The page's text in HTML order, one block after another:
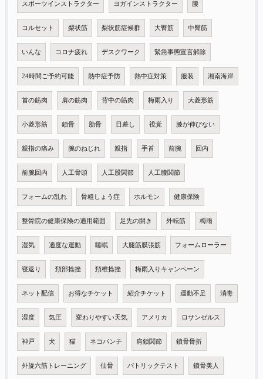
スポーツインストラクター ヨガインストラクター 腰
コルセット 梨状筋 梨状筋症候群 大臀筋 中臀筋
いんな コロナ疲れ デスクワーク 緊急事態宣言解除
24時間ご予約可能 熱中症予防 熱中症対策 服装 湘南海岸
首の筋肉 肩の筋肉 背中の筋肉 梅雨入り 大菱形筋
小菱形筋 鎖骨 肋骨 日差し 視覚 膝が伸びない
親指の痛み 腕のねじれ 親指 手首 前腕 回内
前腕回内 人工骨頭 人工股関節 人工膝関節
フォームの乱れ 骨粗しょう症 ホルモン 健康保険
整骨院の健康保険の適用範囲 足先の開き 外転筋 梅雨
湿気 適度な運動 睡眠 大腿筋膜張筋 フォームローラー
寝返り 頚部捻挫 頚椎捻挫 梅雨入りキャンペーン
ネット配信 お得なチケット 紹介チケット 運動不足 消毒
湿度 気圧 変わりやすい天気 アメリカ ロサンゼルス
神戸 犬 猫 ネコパンチ 肩鎖関節 鎖骨骨折
外旋六筋トレーニング 仙骨 パトリックテスト 鎖骨美人